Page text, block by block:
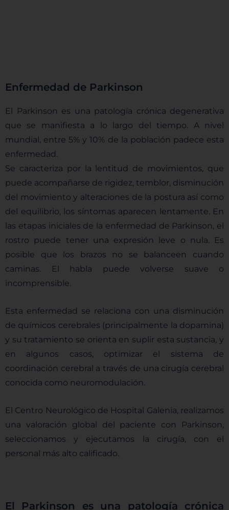
Enfermedad de Parkinson
El Parkinson es una patología crónica degenerativa
que se manifiesta a lo largo del tiempo. A nivel
mundial, entre 5% y 10% de la población padece esta
enfermedad.
Se caracteriza por la lentitud de movimientos, que
puede acompañarse de rigidez, temblor, disminución
del movimientoy alteraciones de la postura así como
del equilibrio, los síntomas aparecen lentamente. En
las etapas iniciales de la enfermedad de Parkinson, el
rostro puede tener una expresión leve o nula. Es
posible que los brazos no se balanceen cuando
caminas. El habla puede volverse suave o
incomprensible.
Esta enfermedad se relaciona con una disminución
de químicos cerebrales (principalmente la dopamina)
y su tratamiento se orienta en suplir esta sustancia, y
en algunos casos, optimizar el sistema de
coordinación cerebral a través de una cirugía cerebral
conocida como neuromodulación.
El Centro Neurológico de Hospital Galenia, realizamos
una valoración global del paciente con Parkinson,
seleccionamos y ejecutamos la cirugía, con el
personal más alto calificado.
El Parkinson es una patología crónica